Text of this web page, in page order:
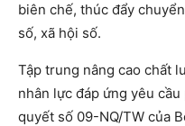
biên chế, thúc đẩy
số, xã hội số.
Tập trung nâng cao chất
nhân lực đáp ứng yêu
quyết số 09-NQ/TW của